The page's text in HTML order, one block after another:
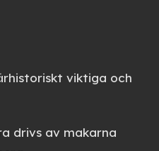
viktiga och
drivs av makarna